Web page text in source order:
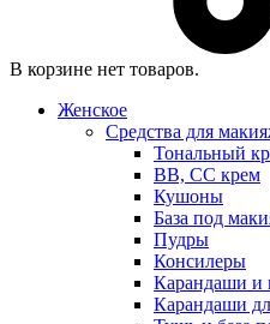
В корзине нет товаров.
Женское
Средства для
Тональный
BB, CC крем
Кушоны
База под
Пудры
Консилеры
Карандаши и
Карандаши